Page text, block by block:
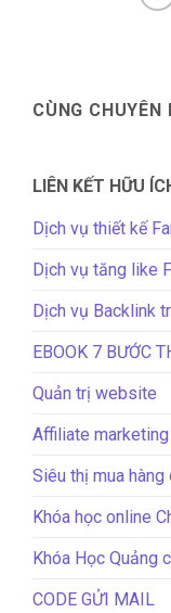
CÙNG CHUYÊN
LIÊN KẾT HỮU
Dịch vụ thiết kế
Dịch vụ tăng like
Dịch vụ Backlink
EBOOK 7 BƯỚC
Quản trị website
Affiliate marketing
Siêu thị mua hàng
Khóa học online
Khóa Học Quảng
CODE GỬI MAIL